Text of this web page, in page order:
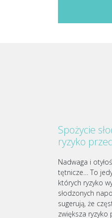
Spożycie
ryzyko
Nadwaga i
tętnicze… To
których ryzyko
słodzonych
sugerują, że
zwiększa ryzyko